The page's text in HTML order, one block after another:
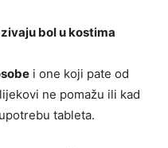
bol u kostima
i one koji pate od
ne pomažu ili kad
tableta.